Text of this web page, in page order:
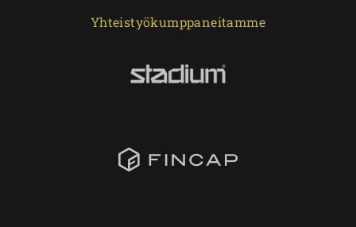
Yhteistyökumppaneitamme